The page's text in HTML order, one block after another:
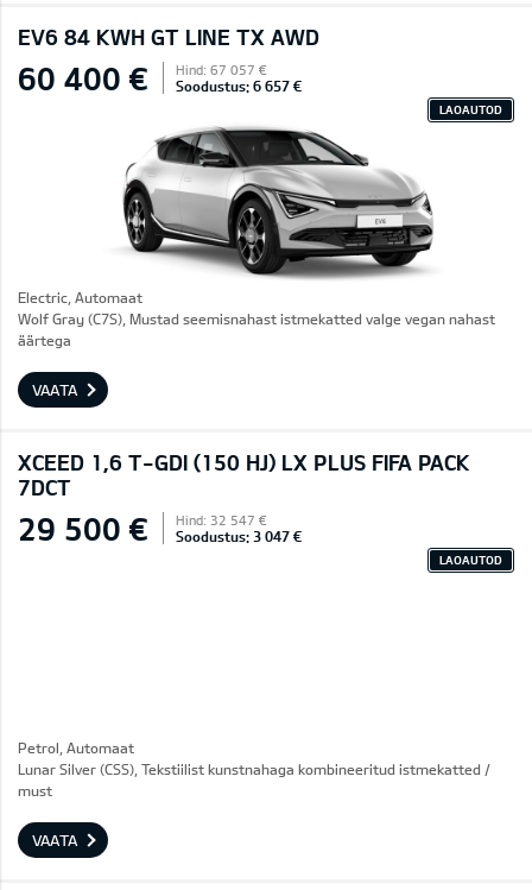
EV6 84 KWH GT LINE TX AWD
60 400 € Hind: 67 057 €
Soodustus: 6 657 €
LAOAUTOD
Electric, Automaat
Wolf Gray (C7S), Mustad seemisnahast istmekatted valge vegan nahast
äärtega
VAATA
XCEED 1,6 T-GDI (150 HJ) LX PLUS FIFA PACK
7DCT
29 500 € Hind: 32 547 €
Soodustus: 3 047 €
LAOAUTOD
Petrol, Automaat
Lunar Silver (CSS), Tekstiilist kunstnahaga kombineeritud istmekatted /
must
VAATA